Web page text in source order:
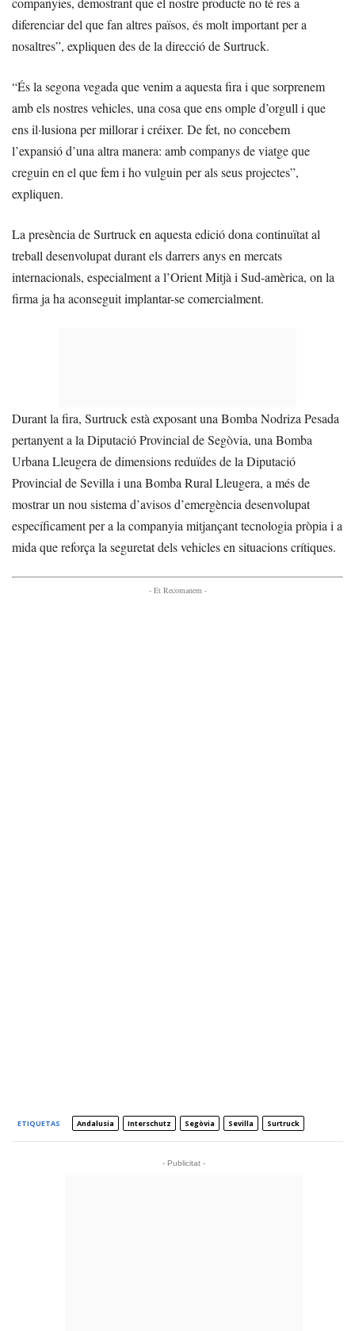
diferenciar del que fan altres països, és molt important per a
nosaltres”, expliquen des de la direcció de Surtruck.
“És la segona vegada que venim a aquesta fira i que sorprenem
amb els nostres vehicles, una cosa que ens omple d’orgull i que
ens il·lusiona per millorar i créixer. De fet, no concebem
l’expansió d’una altra manera: amb companys de viatge que
creguin en el que fem i ho vulguin per als seus projectes”,
expliquen.
La presència de Surtruck en aquesta edició dona continuïtat al
treball desenvolupat durant els darrers anys en mercats
internacionals, especialment a l’Orient Mitjà i Sud-amèrica, on la
firma ja ha aconseguit implantar-se comercialment.
Durant la fira, Surtruck està exposant una Bomba Nodriza Pesada
pertanyent a la Diputació Provincial de Segòvia, una Bomba
Urbana Lleugera de dimensions reduïdes de la Diputació
Provincial de Sevilla i una Bomba Rural Lleugera, a més de
mostrar un nou sistema d’avisos d’emergència desenvolupat
específicament per a la companyia mitjançant tecnologia pròpia i a
mida que reforça la seguretat dels vehicles en situacions crítiques.
- Et Recomanem -
ETIQUETAS Andalusia Interschutz Segòvia Sevilla Surtruck
- Publicitat -